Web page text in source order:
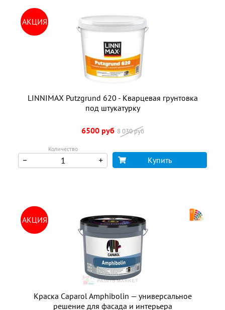
АКЦИЯ
LINNIMAX Putzgrund 620 - Кварцевая грунтовка
под штукатурку
6500 руб 8 030 руб
Количество
Купить
АКЦИЯ
Краска Caparol Amphibolin — универсальное
решение для фасада и интерьера